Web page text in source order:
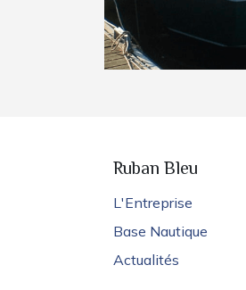
Ruban Bleu
L'Entreprise
Base Nautique
Actualités